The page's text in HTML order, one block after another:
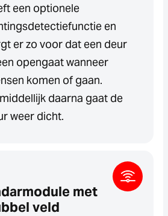
een optionele
en
er zo voor dat een deur
opengaat wanneer
komen of gaan.
daarna gaat de
weer dicht.
met
veld